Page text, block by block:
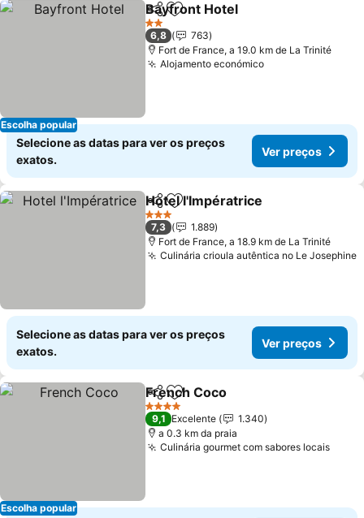
Escolha popular
PartilharAdicionar aos favoritos
Bayfront Hotel
2 Estrelas
6,8
763
Fort de France, a 19.0 km de La Trinité
Alojamento económico
Selecione as datas para ver os preços
exatos.
Ver preços
PartilharAdicionar aos favoritos
Hotel l'Impératrice
3 Estrelas
7,3
1.889
Fort de France, a 18.9 km de La Trinité
Culinária crioula autêntica no Le Josephine
Selecione as datas para ver os preços
exatos.
Ver preços
Escolha popular
PartilharAdicionar aos favoritos
French Coco
4 Estrelas
9,1 Excelente
1.340
a 0.3 km da praia
Culinária gourmet com sabores locais